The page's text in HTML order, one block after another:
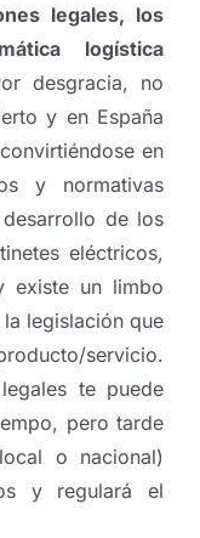
legales, los
logística
desgracia, no
y en España
en
y normativas
de los
eléctricos,
existe un limbo
legislación que
servicio.
te puede
pero tarde
o nacional)
y regulará el